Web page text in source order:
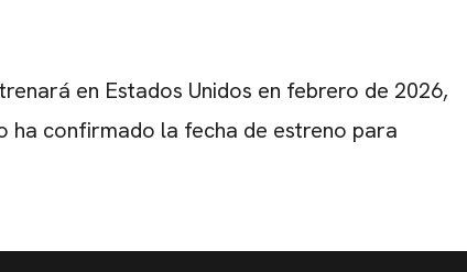
en Estados Unidos en febrero de 2026,
ha confirmado la fecha de estreno para